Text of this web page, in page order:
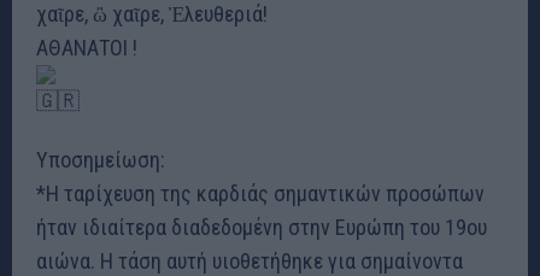
χαῖρε, ὢ χαῖρε, Ἐλευθεριά!
ΑΘΑΝΑΤΟΙ !
Υποσημείωση:
*Η ταρίχευση της καρδιάς σημαντικών προσώπων
ήταν ιδιαίτερα διαδεδομένη στην Ευρώπη του 19ου
αιώνα. Η τάση αυτή υιοθετήθηκε για σημαίνοντα